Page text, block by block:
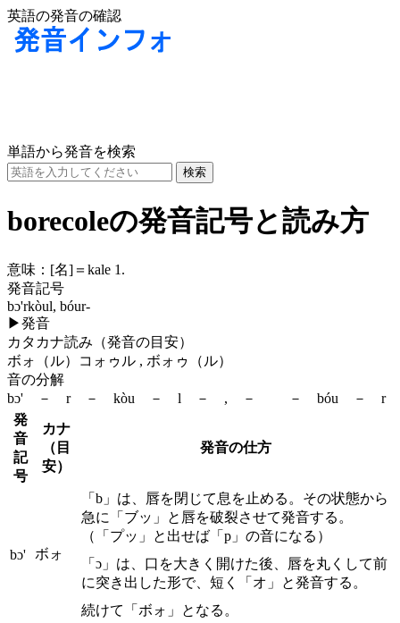
英語の発音の確認
単語から発音を検索
borecoleの発音記号と読み方
意味： [名] ＝kale 1.
発音記号
bɔ'rkòul, bóur-
▶発音
カタカナ読み（発音の目安）
ボォ（ル）コォゥル , ボォゥ（ル）
音の分解
bɔ' － r － kòu － l － , － － bóu － r
発
音
記
号
カナ
（目
安）
発音の仕方
bɔ' ボォ
「b」は、唇を閉じて息を止める。その状態から
急に「ブッ」と唇を破裂させて発音する。
（「プッ」と出せば「p」の音になる）
「ɔ」は、口を大きく開けた後、唇を丸くして前
に突き出した形で、短く「オ」と発音する。
続けて「ボォ」となる。